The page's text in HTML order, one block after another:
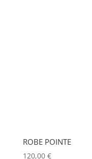
ROBE POINTE
120,00 €